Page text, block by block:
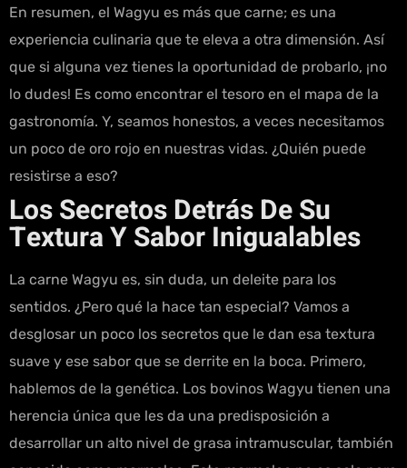
En resumen, el Wagyu es más que carne; es una
experiencia culinaria que te eleva a otra dimensión. Así
que si alguna vez tienes la oportunidad de probarlo, ¡no
lo dudes! Es como encontrar el tesoro en el mapa de la
gastronomía. Y, seamos honestos, a veces necesitamos
un poco de oro rojo en nuestras vidas. ¿Quién puede
resistirse a eso?
Los Secretos Detrás De Su
Textura Y Sabor Inigualables
La carne Wagyu es, sin duda, un deleite para los
sentidos. ¿Pero qué la hace tan especial? Vamos a
desglosar un poco los secretos que le dan esa textura
suave y ese sabor que se derrite en la boca. Primero,
hablemos de la genética. Los bovinos Wagyu tienen una
herencia única que les da una predisposición a
desarrollar un alto nivel de grasa intramuscular, también